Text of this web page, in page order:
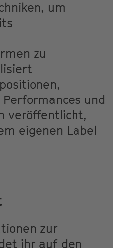
um
zu
und
veröffentlicht,
eigenen Label
zur
ihr auf den